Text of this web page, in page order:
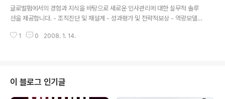
래닝 컨설팅 조직진단 서비스 → 소개 사이트로 이동 - 이
슈 Finding - 과제 도출 및 해결방안 수립 HRM 부문 평가
안 수립 보상제도 설계 - 보상철학 수립 - 직급별 Pay Ban
글로벌펌에서의 경험과 지식을 바탕으로 새로운 인사관리에 대한 실무적 솔루
션을 제공합니다. - 조직진단 및 재설계 - 성과평가 및 전략적보상 - 역량모델링
보다 정교한 전략 수립이 될 수 있도록 도와 드립니다. - Market Structure M
립니다. 인퓨처컨설팅의 전문지식을 심도 깊은 교육을 통해 고객과 함께 나누고
자 합니다. - 컨설팅 및 문제해결 방법론 교육 ..
1 0 2008. 1. 14.
이 블로그 인기글